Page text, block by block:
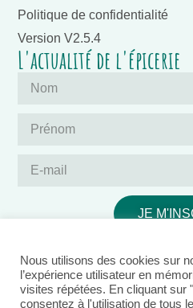
Politique de confidentialité
Version V2.5.4
L'actualité de l'épicerie
JE
Nous utilisons des cookies sur
l’expérience utilisateur en
visites répétées. En cliquant sur
consentez à l'utilisation de tous